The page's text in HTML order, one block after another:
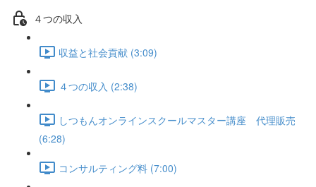
４つの収入
収益と社会貢献 (3:09)
４つの収入 (2:38)
しつもんオンラインスクールマスター講座 代理販売
(6:28)
コンサルティング料 (7:00)